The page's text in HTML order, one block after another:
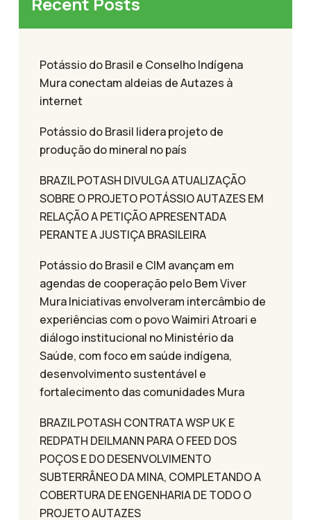
Potássio do Brasil e Conselho Indígena
Mura conectam aldeias de Autazes à
internet
Potássio do Brasil lidera projeto de
produção do mineral no país
BRAZIL POTASH DIVULGA ATUALIZAÇÃO
SOBRE O PROJETO POTÁSSIO AUTAZES EM
RELAÇÃO A PETIÇÃO APRESENTADA
PERANTE A JUSTIÇA BRASILEIRA
Potássio do Brasil e CIM avançam em
agendas de cooperação pelo Bem Viver
Mura Iniciativas envolveram intercâmbio de
experiências com o povo Waimiri Atroari e
diálogo institucional no Ministério da
Saúde, com foco em saúde indígena,
desenvolvimento sustentável e
fortalecimento das comunidades Mura
BRAZIL POTASH CONTRATA WSP UK E
REDPATH DEILMANN PARA O FEED DOS
POÇOS E DO DESENVOLVIMENTO
SUBTERRÂNEO DA MINA, COMPLETANDO A
COBERTURA DE ENGENHARIA DE TODO O
PROJETO AUTAZES